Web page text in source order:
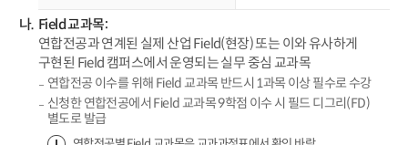
Field 교과목:
연합전공과 연계된 실제 산업 Field(현장) 또는 이와 유사하게
구현된 Field 캠퍼스에서 운영되는 실무 중심 교과목
연합전공 이수를 위해 Field 교과목 반드시 1과목 이상 필수로 수강
신청한 연합전공에서 Field 교과목 9학점 이수 시 필드 디그리(FD)
별도로 발급